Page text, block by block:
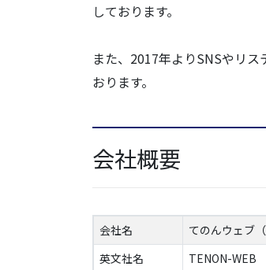
しております。
また、2017年よりSNSやリ
おります。
会社概要
会社名
てのんウェブ
英文社名
TENON-WEB